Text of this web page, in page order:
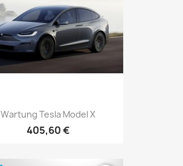
Wartung Tesla Model X
405,60 €